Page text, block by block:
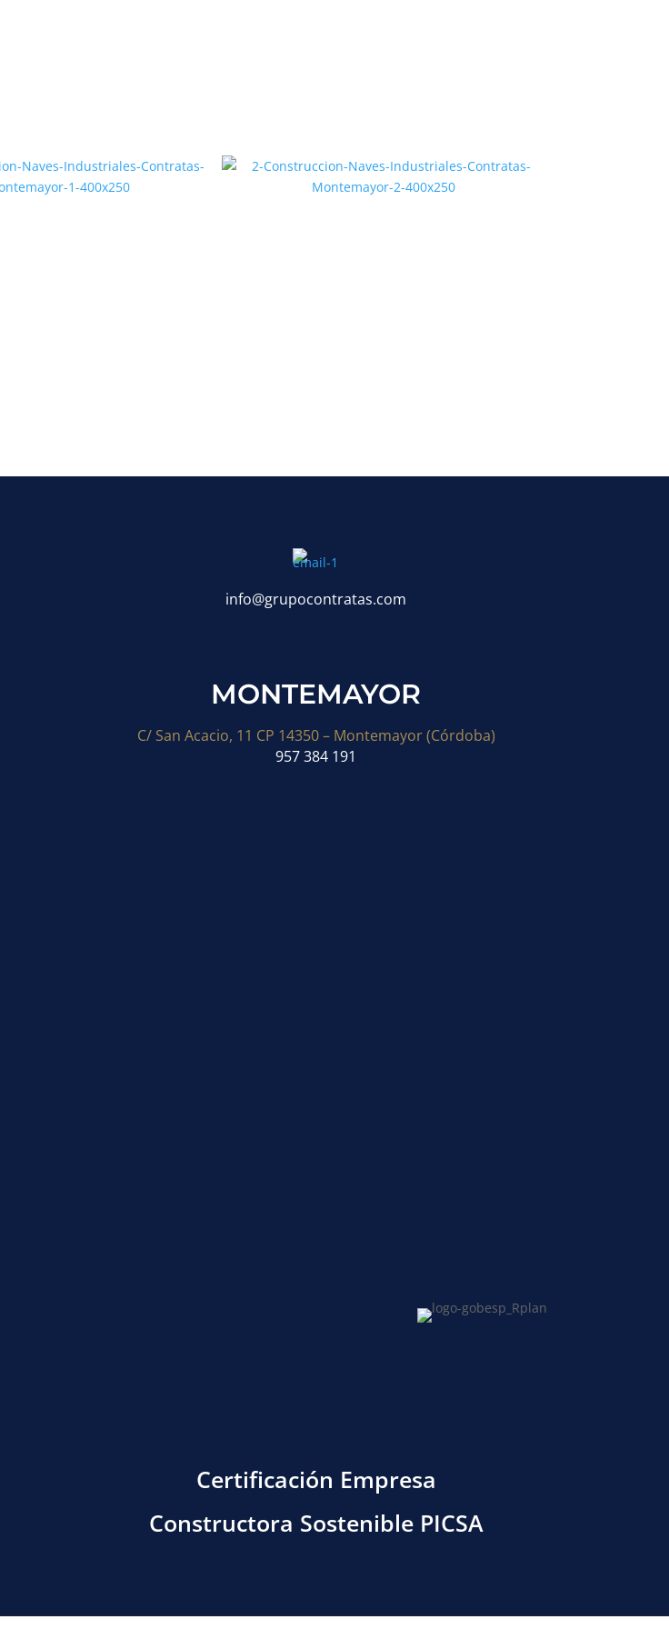
info@grupocontratas.com
MONTEMAYOR
C/ San Acacio, 11 CP 14350 – Montemayor (Córdoba)
957 384 191
Certificación Empresa
Constructora Sostenible PICSA